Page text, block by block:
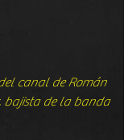
canal de Román
bajista de la banda